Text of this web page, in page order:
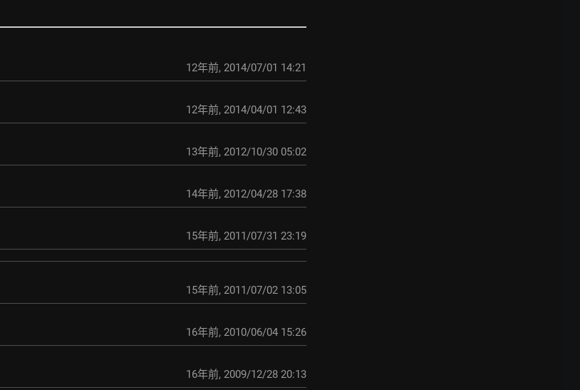
12年前, 2014/07/01 14:21
12年前, 2014/04/01 12:43
13年前, 2012/10/30 05:02
14年前, 2012/04/28 17:38
15年前, 2011/07/31 23:19
15年前, 2011/07/02 13:05
16年前, 2010/06/04 15:26
16年前, 2009/12/28 20:13